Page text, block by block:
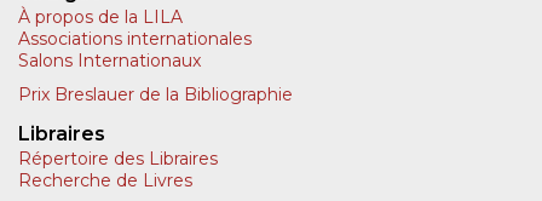
À propos de la LILA
Associations internationales
Salons Internationaux
Prix Breslauer de la Bibliographie
Libraires
Répertoire des Libraires
Recherche de Livres